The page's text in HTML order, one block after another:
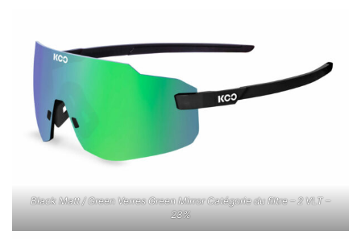
Black Matt / Green Verres Green Mirror Catégorie du filtre – 2 VLT –
23%